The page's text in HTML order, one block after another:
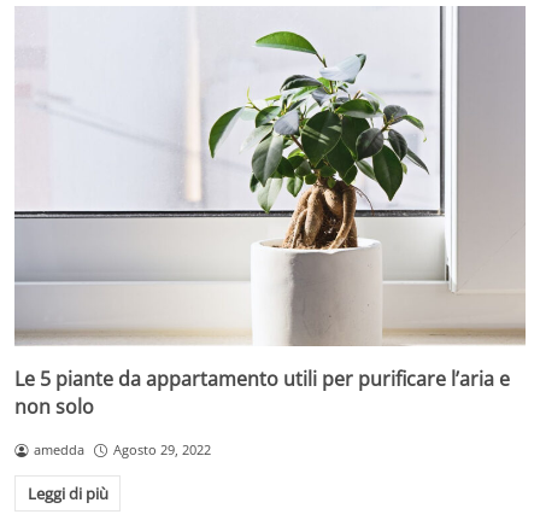
Le 5 piante da appartamento utili per purificare l’aria e
non solo
amedda Agosto 29, 2022
Leggi di più